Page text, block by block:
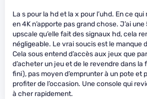
La s pour la hd et la x pour l’uhd. En ce
en 4K n’apporte pas grand chose. J’ai
upscale qu’elle fait des signaux hd, cela
négligeable. Le vrai soucis est le manque
Cela sous entend d’accès aux jeux que
d’acheter un jeu et de le revendre dans la
fini), pas moyen d’emprunter à un pote et
profiter de l’occasion. Une console qui
à cher rapidement.